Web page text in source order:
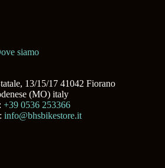
siamo
13/15/17 41042 Fiorano
(MO) italy
:+39 0536 253366
info@bhsbikestore.it